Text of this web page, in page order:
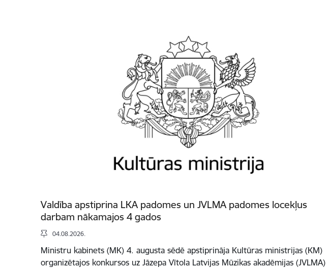
Valdība apstiprina LKA padomes un JVLMA padomes locekļus
darbam nākamajos 4 gados
04.08.2026.
Ministru kabinets (MK) 4. augusta sēdē apstiprināja Kultūras ministrijas (KM)
organizētajos konkursos uz Jāzepa Vītola Latvijas Mūzikas akadēmijas (JVLMA)